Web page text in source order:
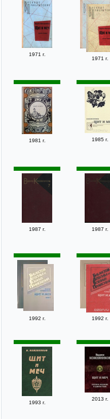
1971 г.
1971 г.
1981 г. 1985 г.
1987 г. 1987 г.
1992 г. 1992 г.
1993 г.
2013 г.